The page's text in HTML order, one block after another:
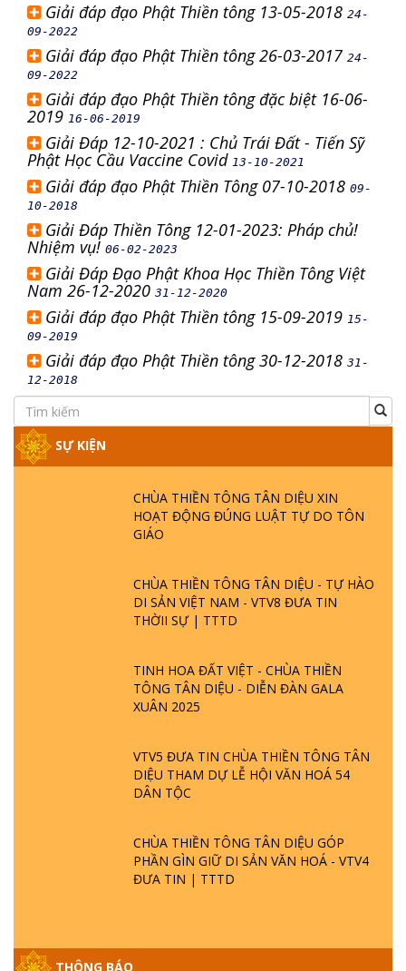
Giải đáp đạo Phật Thiền tông 13-05-2018 24-
09-2022
Giải đáp đạo Phật Thiền tông 26-03-2017 24-
09-2022
Giải đáp đạo Phật Thiền tông đặc biệt 16-06-
2019 16-06-2019
Giải Đáp 12-10-2021 : Chủ Trái Đất - Tiến Sỹ
Phật Học Cầu Vaccine Covid 13-10-2021
Giải đáp đạo Phật Thiền Tông 07-10-2018 09-
10-2018
Giải Đáp Thiền Tông 12-01-2023: Pháp chủ!
Nhiệm vụ! 06-02-2023
Giải Đáp Đạo Phật Khoa Học Thiền Tông Việt
Nam 26-12-2020 31-12-2020
Giải đáp đạo Phật Thiền tông 15-09-2019 15-
09-2019
Giải đáp đạo Phật Thiền tông 30-12-2018 31-
12-2018
SỰ KIỆN
CHÙA THIỀN TÔNG TÂN DIỆU XIN
HOẠT ĐỘNG ĐÚNG LUẬT TỰ DO TÔN
GIÁO
CHÙA THIỀN TÔNG TÂN DIỆU - TỰ HÀO
DI SẢN VIỆT NAM - VTV8 ĐƯA TIN
THỜII SỰ | TTTD
TINH HOA ĐẤT VIỆT - CHÙA THIỀN
TÔNG TÂN DIỆU - DIỄN ĐÀN GALA
XUÂN 2025
VTV5 ĐƯA TIN CHÙA THIỀN TÔNG TÂN
DIỆU THAM DỰ LỄ HỘI VĂN HOÁ 54
DÂN TỘC
CHÙA THIỀN TÔNG TÂN DIỆU GÓP
PHẦN GÌN GIỮ DI SẢN VĂN HOÁ - VTV4
ĐƯA TIN | TTTD
THÔNG BÁO
GIẢI ĐÁP ĐẶC BIỆT P25 - SUỐT 49 NĂM